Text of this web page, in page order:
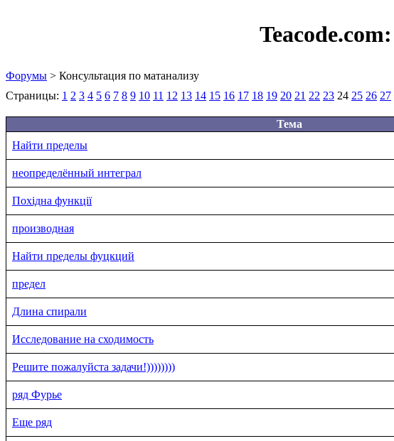
Teacode.com:
Форумы > Консультация по матанализу
Страницы: 1 2 3 4 5 6 7 8 9 10 11 12 13 14 15 16 17 18 19 20 21 22 23 24 25 26 27
Тема
Найти пределы
неопределённый интеграл
Похідна функції
производная
Найти пределы фуцкций
предел
Длина спирали
Исследование на сходимость
Решите пожалуйста задачи!))))))))
ряд Фурье
Еще ряд